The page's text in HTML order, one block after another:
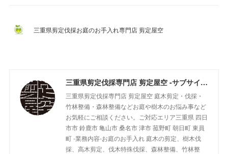
三重県剪定伐採お庭のお手入れ専門店 剪定屋空
三重県剪定伐採専門店 剪定屋空 -サブサイト-
三重県剪定伐採専門店 剪定屋空 庭木剪定・伐採・
竹林整備・森林整備などお庭や樹木のお悩み事など
お気軽にご相談ください。ご対応エリア三重県 四日
市市 鈴鹿市 亀山市 桑名市 津市 菰野町 朝日町 東員
町 -業務内容-お庭のお手入れ 庭木の剪定、樹木伐
採、高木剪定、伐木特殊伐採、森林整備、竹林整